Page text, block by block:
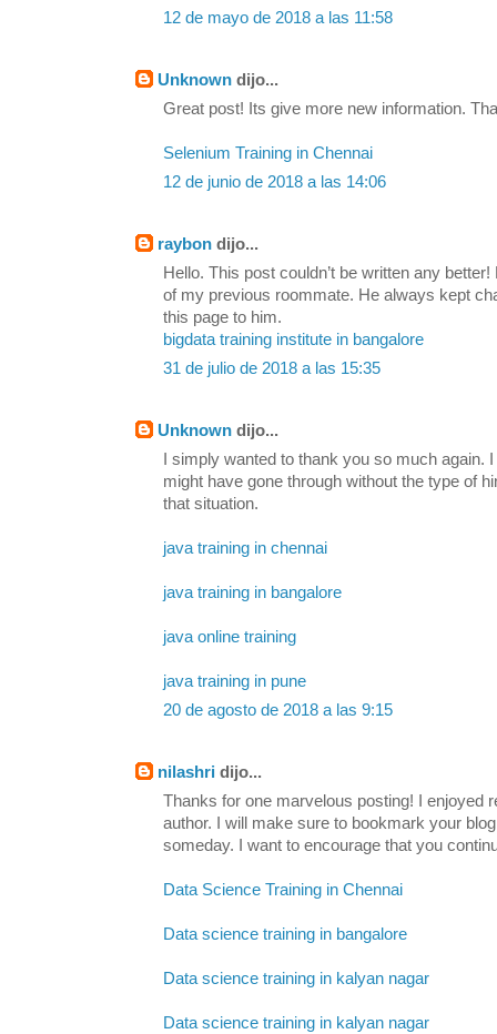
12 de mayo de 2018 a las 11:58
Unknown dijo...
Great post! Its give more new information.
Selenium Training in Chennai
12 de junio de 2018 a las 14:06
raybon dijo...
Hello. This post couldn’t be written any
of my previous roommate. He always kept
this page to him.
bigdata training institute in bangalore
31 de julio de 2018 a las 15:35
Unknown dijo...
I simply wanted to thank you so much again.
might have gone through without the type of
that situation.
java training in chennai
java training in bangalore
java online training
java training in pune
20 de agosto de 2018 a las 9:15
nilashri dijo...
Thanks for one marvelous posting! I enjoyed
author. I will make sure to bookmark your
someday. I want to encourage that you
Data Science Training in Chennai
Data science training in bangalore
Data science training in kalyan nagar
Data science training in kalyan nagar